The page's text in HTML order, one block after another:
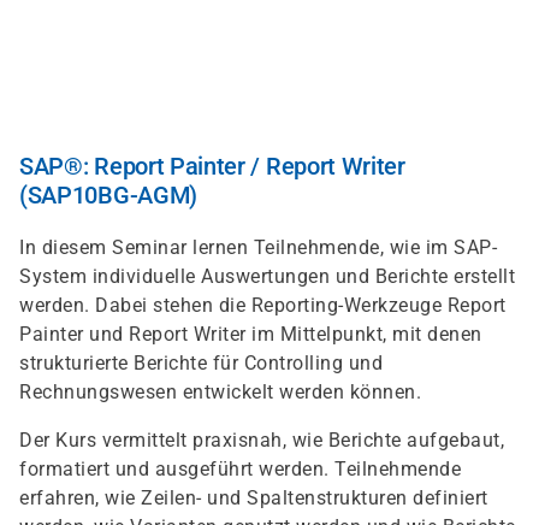
SAP®: Report Painter / Report Writer
(SAP10BG-AGM)
In diesem Seminar lernen Teilnehmende, wie im SAP-
System individuelle Auswertungen und Berichte erstellt
werden. Dabei stehen die Reporting-Werkzeuge Report
Painter und Report Writer im Mittelpunkt, mit denen
strukturierte Berichte für Controlling und
Rechnungswesen entwickelt werden können.
Der Kurs vermittelt praxisnah, wie Berichte aufgebaut,
formatiert und ausgeführt werden. Teilnehmende
erfahren, wie Zeilen- und Spaltenstrukturen definiert